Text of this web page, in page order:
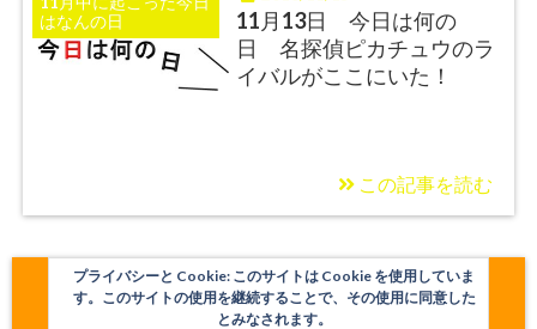
はなんの日
11月13日 今日は何の
日 名探偵ピカチュウのラ
イバルがここにいた！
この記事を読む
プライバシーと Cookie: このサイトは Cookie を使用していま
す。このサイトの使用を継続することで、その使用に同意した
とみなされます。